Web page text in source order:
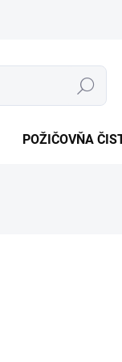
Hľadať
POŽIČOVŇA